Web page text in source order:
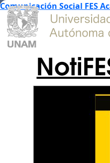
Comunicación Social FES